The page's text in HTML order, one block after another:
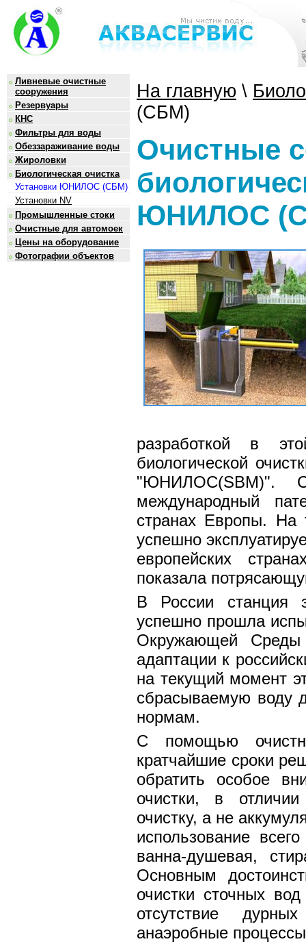
Ливневые очистные
сооружения
Резервуары
КНС
Фильтры для воды
Обеззараживание воды
Жироловки
Биологическая очистка
Установки ЮНИЛОС (СБМ)
Установки NV
Промышленные стоки
Очистные для автомоек
Цены на оборудование
Фотографии объектов
На главную \
(СБМ)
Очистные
ЮНИЛОС
разработкой в
биологической
"ЮНИЛОС(SBM)".
международный
странах Европы.
успешно
европейских
показала
В России станция
успешно прошла
Окружающей
адаптации к
на текущий момент
сбрасываемую воду
нормам.
С помощью
кратчайшие сроки
обратить особое
очистки, в
очистку, а не
использование
ванна-душевая,
Основным
очистки сточных
отсутствие
анаэробные